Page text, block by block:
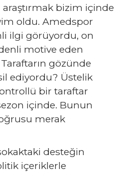
bizim içinde
oldu. Amedspor
ilgi görüyordu, on
motive eden
gözünde
ediyordu? Üstelik
bir taraftar
içinde. Bunun
merak
desteğin
içeriklerle